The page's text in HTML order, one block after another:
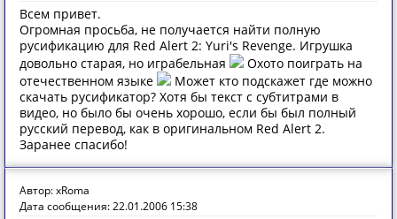
Всем привет.
Огромная просьба, не получается найти полную
русификацию для Red Alert 2: Yuri's Revenge. Игрушка
довольно старая, но играбельная
Охото поиграть на
отечественном языке
Может кто подскажет где можно
скачать русификатор? Хотя бы текст с субтитрами в
видео, но было бы очень хорошо, если бы был полный
русский перевод, как в оригинальном Red Alert 2.
Заранее спасибо!
Автор: xRoma
Дата сообщения: 22.01.2006 15:38